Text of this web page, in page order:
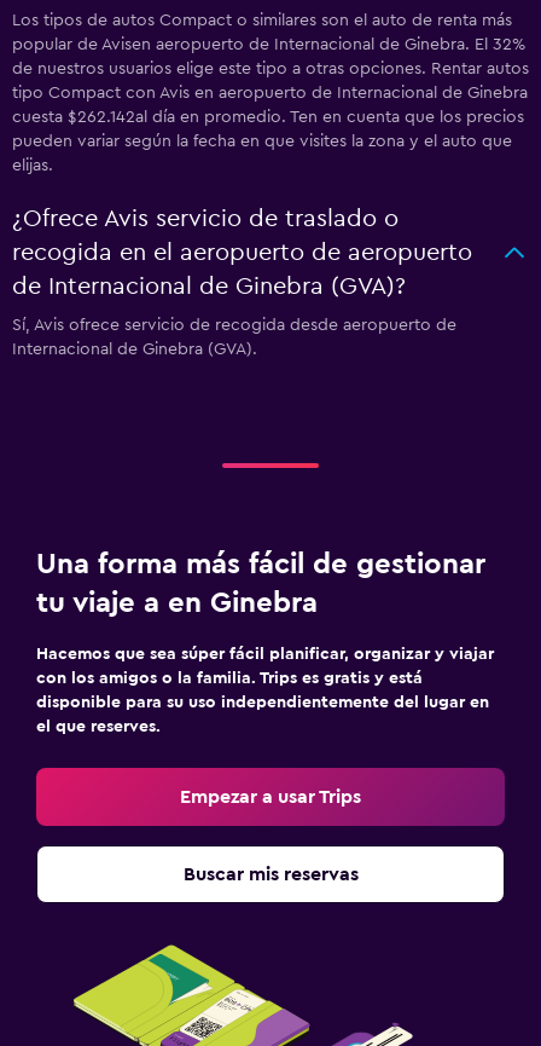
Los tipos de autos Compact o similares son el auto de renta más
popular de Avisen aeropuerto de Internacional de Ginebra. El 32%
de nuestros usuarios elige este tipo a otras opciones. Rentar autos
tipo Compact con Avis en aeropuerto de Internacional de Ginebra
cuesta $262.142al día en promedio. Ten en cuenta que los precios
pueden variar según la fecha en que visites la zona y el auto que
elijas.
¿Ofrece Avis servicio de traslado o
recogida en el aeropuerto de aeropuerto
de Internacional de Ginebra (GVA)?
Sí, Avis ofrece servicio de recogida desde aeropuerto de
Internacional de Ginebra (GVA).
Una forma más fácil de gestionar
tu viaje a en Ginebra
Hacemos que sea súper fácil planificar, organizar y viajar
con los amigos o la familia. Trips es gratis y está
disponible para su uso independientemente del lugar en
el que reserves.
Empezar a usar Trips
Buscar mis reservas